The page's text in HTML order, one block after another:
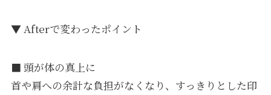
▼ Afterで変わったポイント
■ 頭が体の真上に
首や肩への余計な負担がなくなり、すっきりとした印